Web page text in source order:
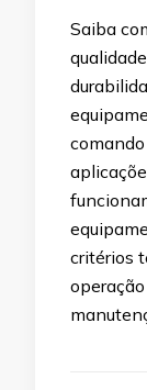
Saiba
critérios